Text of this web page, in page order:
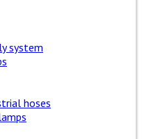
system
hoses